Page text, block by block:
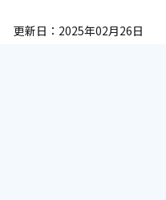
更新日： 2025年02月26日